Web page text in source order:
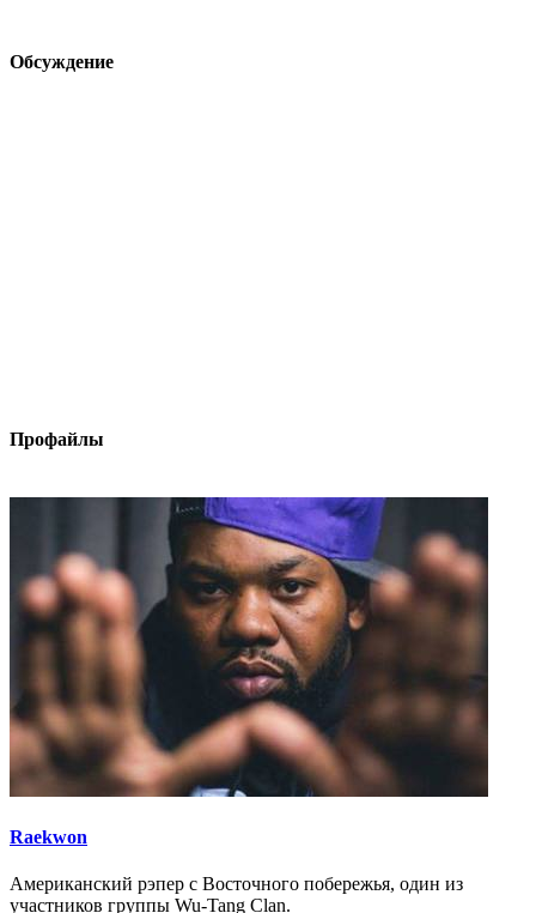
Обсуждение
Профайлы
Raekwon
Американский рэпер с Восточного побережья, один из
участников группы Wu-Tang Clan.